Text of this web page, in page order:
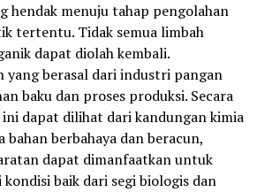
hendak menuju tahap pengolahan
tertentu. Tidak semua limbah
dapat diolah kembali.
berasal dari industri pangan
baku dan proses produksi. Secara
dapat dilihat dari kandungan kimia
bahan berbahaya dan beracun,
dapat dimanfaatkan untuk
baik dari segi biologis dan